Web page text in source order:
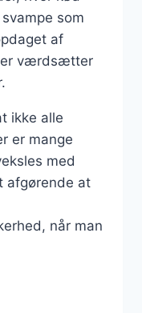
som
af
værdsætter
ikke alle
er mange
med
afgørende at
når man